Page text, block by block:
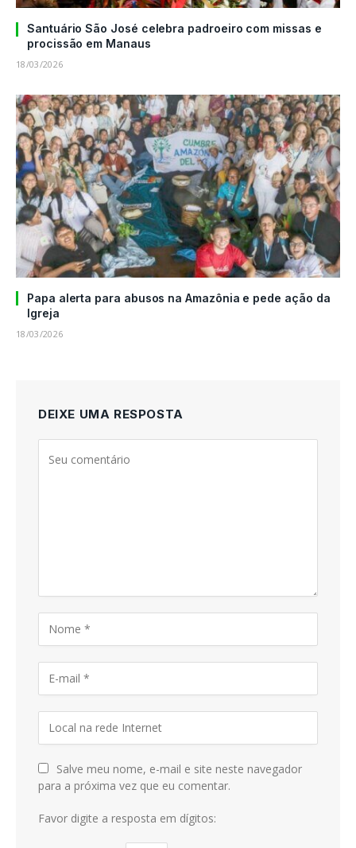
Santuário São José celebra padroeiro com missas e
procissão em Manaus
18/03/2026
Papa alerta para abusos na Amazônia e pede ação da
Igreja
18/03/2026
DEIXE UMA RESPOSTA
Salve meu nome, e-mail e site neste navegador
para a próxima vez que eu comentar.
Favor digite a resposta em dígitos: